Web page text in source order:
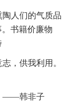
人们的气质品
书籍价廉物
，供我利用。
——韩非子